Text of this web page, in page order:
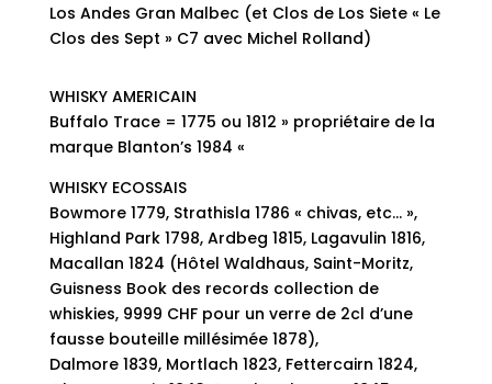
Los Andes Gran Malbec (et Clos de Los Siete « Le
Clos des Sept » C7 avec Michel Rolland)
WHISKY AMERICAIN
Buffalo Trace = 1775 ou 1812 » propriétaire de la
marque Blanton’s 1984 «
WHISKY ECOSSAIS
Bowmore 1779, Strathisla 1786 « chivas, etc… »,
Highland Park 1798, Ardbeg 1815, Lagavulin 1816,
Macallan 1824 (Hôtel Waldhaus, Saint-Moritz,
Guisness Book des records collection de
whiskies, 9999 CHF pour un verre de 2cl d’une
fausse bouteille millésimée 1878),
Dalmore 1839, Mortlach 1823, Fettercairn 1824,